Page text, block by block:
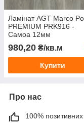
Ламінат AGT Marco
PREMIUM PRK916 -
Самоа 12мм
980,20 ₴/кв.м
Купити
Про нас
100% позитивних